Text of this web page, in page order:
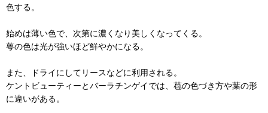
色する。
始めは薄い色で、次第に濃くなり美しくなってくる。
萼の色は光が強いほど鮮やかになる。
また、ドライにしてリースなどに利用される。
ケントビューティーとバーラチンゲイでは、苞の色づき方や葉の形
に違いがある。